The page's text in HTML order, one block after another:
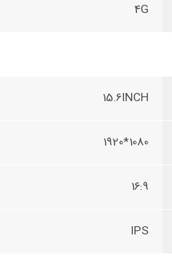
4G
15.6INCH
1080*1920
16:9
IPS